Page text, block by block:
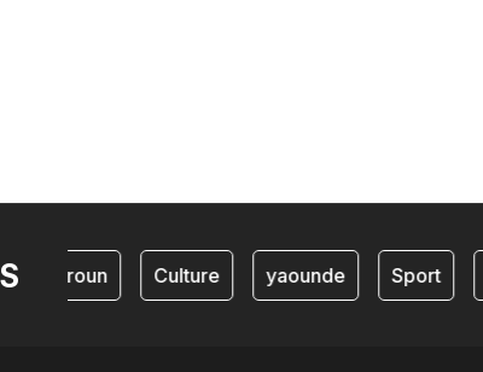
cameroun Culture yaounde Sport